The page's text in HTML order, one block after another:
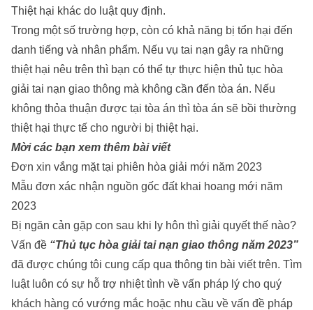
Thiệt hại khác do luật quy định.
Trong một số trường hợp, còn có khả năng bị tổn hại đến
danh tiếng và nhân phẩm. Nếu vụ tai nạn gây ra những
thiệt hại nêu trên thì bạn có thể tự thực hiện thủ tục hòa
giải tai nạn giao thông mà không cần đến tòa án. Nếu
không thỏa thuận được tại tòa án thì tòa án sẽ bồi thường
thiệt hại thực tế cho người bị thiệt hại.
Mời các bạn xem thêm bài viết
Đơn xin vắng mặt tại phiên hòa giải mới năm 2023
Mẫu đơn xác nhận nguồn gốc đất khai hoang mới năm
2023
Bị ngăn cản gặp con sau khi ly hôn thì giải quyết thế nào?
Vấn đề “Thủ tục hòa giải tai nạn giao thông năm 2023”
đã được chúng tôi cung cấp qua thông tin bài viết trên. Tìm
luật luôn có sự hỗ trợ nhiệt tình về vấn pháp lý cho quý
khách hàng có vướng mắc hoặc nhu cầu về vấn đề pháp